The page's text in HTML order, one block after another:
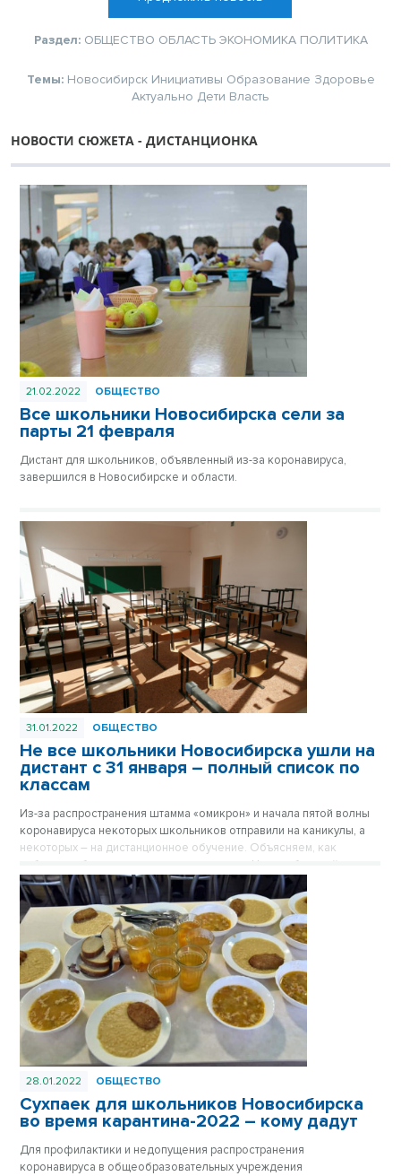
Раздел: ОБЩЕСТВО ОБЛАСТЬ ЭКОНОМИКА ПОЛИТИКА
Темы: Новосибирск Инициативы Образование Здоровье
Актуально Дети Власть
НОВОСТИ СЮЖЕТА - ДИСТАНЦИОНКА
21.02.2022 ОБЩЕСТВО
Все школьники Новосибирска сели за
парты 21 февраля
Дистант для школьников, объявленный из-за коронавируса,
завершился в Новосибирске и области.
31.01.2022 ОБЩЕСТВО
Не все школьники Новосибирска ушли на
дистант с 31 января – полный список по
классам
Из-за распространения штамма «омикрон» и начала пятой волны
коронавируса некоторых школьников отправили на каникулы, а
некоторых – на дистанционное обучение. Объясняем, как
работают образовательные учреждения в Новосибирской
области с 31 января – от детских садов до вузов.
28.01.2022 ОБЩЕСТВО
Сухпаек для школьников Новосибирска
во время карантина-2022 – кому дадут
Для профилактики и недопущения распространения
коронавируса в общеобразовательных учреждения